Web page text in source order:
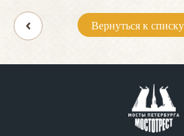
Вернуться к